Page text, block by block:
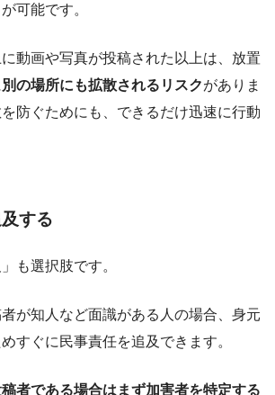
可能です。
動画や写真が投稿された以上は、放置
別の場所にも拡散されるリスクがありま
防ぐためにも、できるだけ迅速に行動
する
も選択肢です。
が知人など面識がある人の場合、身元
すぐに民事責任を追及できます。
者である場合はまず加害者を特定する